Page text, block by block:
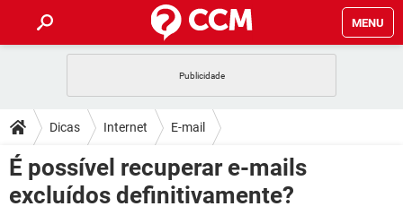
MENU
CELULAR FACEBOOK
OUTLOOK EXCEL
INSTAGRAM GMAIL
DICAS
JOGOS
CELULAR FACEBOOK
DOWNLOADS
JOGOS WHATSAPP
FÓRUM
Dicas Internet E-mail
É possível recuperar e-mails
excluídos definitivamente?